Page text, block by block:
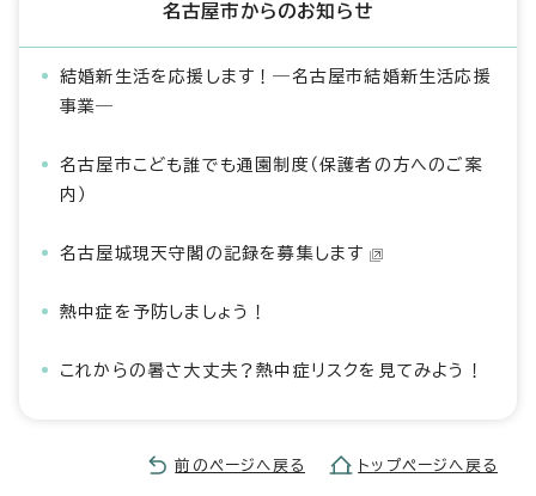
名古屋市からのお知らせ
結婚新生活を応援します！―名古屋市結婚新生活応援
事業―
名古屋市こども誰でも通園制度（保護者の方へのご案
内）
名古屋城現天守閣の記録を募集します
熱中症を予防しましょう！
これからの暑さ大丈夫？熱中症リスクを見てみよう！
前のページへ戻る トップページへ戻る